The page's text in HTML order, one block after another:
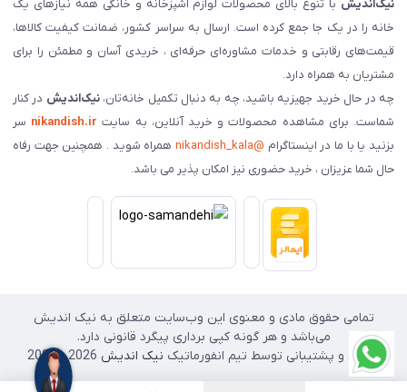
نیک‌اندیش با تنوع بالای محصولات لوازم آشپزخانه و خانگی همه نیازهای یک
خانه را در یک جا جمع کرده است. ارسال به سراسر کشور، ضمانت کیفیت کالاها،
قیمت‌های رقابتی و خدمات مشاوره‌ای حرفه‌ای ، خریدی آسان و مطمئن را برای
مشتریان به همراه دارد.
چه در حال خرید جهیزیه باشید، چه به دنبال تکمیل خانه‌تان،نیک‌اندیش در کنار
شماست. برای مشاهده محصولات و خرید آنلاین، به سایت nikandish.ir سر
بزنید یا با ما در اینستاگرام @nikandish_kala
همراه شوید . همچنین جهت رفاه
حال شما عزیزان ، خرید حضوری نیز امکان پذیر می باشد.
تمامی حقوق مادی و معنوی این وب‌سایت متعلق به نیک اندیش
می‌باشد و هر گونه کپی برداری پیگرد قانونی دارد.
طراحی و پشتیبانی توسط تیم انفورماتیک نیک اندیش 2026 - 2025